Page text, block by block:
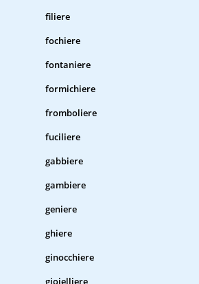
filiere
fochiere
fontaniere
formichiere
fromboliere
fuciliere
gabbiere
gambiere
geniere
ghiere
ginocchiere
gioielliere